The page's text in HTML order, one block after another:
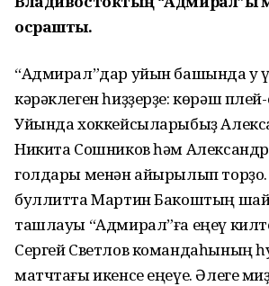
осрашты.
“Адмирал”дар уйын башында уҡ
кәрәклеген һиҙҙерҙе: көрәш
Уйында хоккейсыларыбыҙ
Никита Сошников һәм
голдары менән айырылып
буллитта Мартин Бакоштың
ташлауы “Адмирал”ға еңеү
Сергей Светлов командаһының
матчтағы икенсе еңеүе. Әлеге